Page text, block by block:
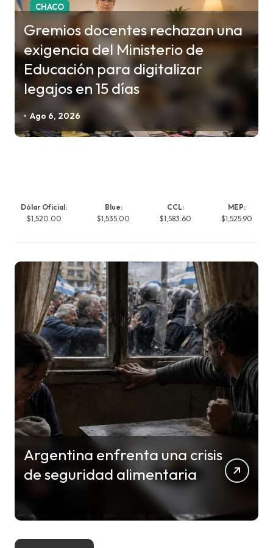
CHACO
Gremios docentes rechazan una
exigencia del Ministerio de
Educación para digitalizar
legajos en 15 días
Ago 6, 2026
Dólar Oficial:
$1,520.00
Blue:
$1,535.00
CCL:
$1,583.60
MEP:
$1,525.90
Argentina enfrenta una crisis
de seguridad alimentaria